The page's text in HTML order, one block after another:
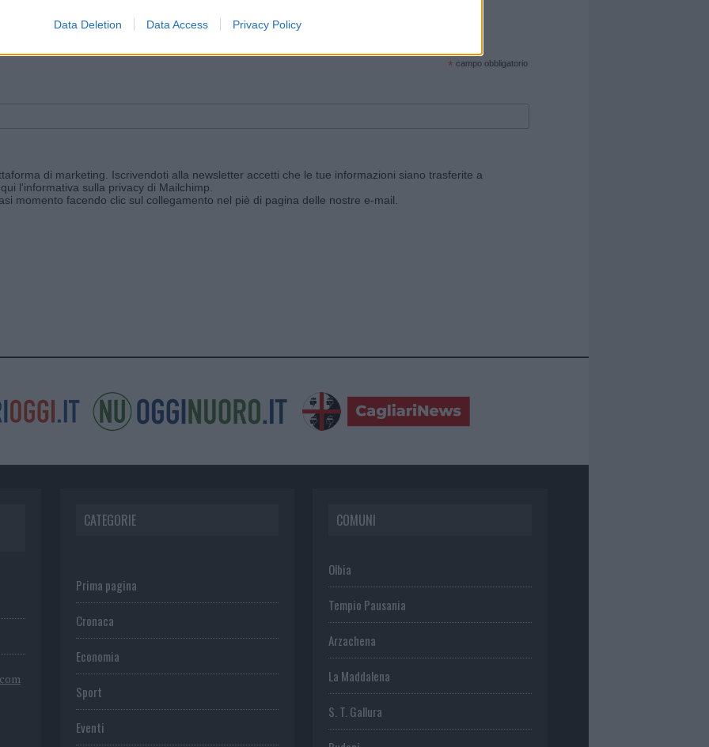
Data Deletion Data Access Privacy Policy
e ricevi le nostre email periodiche contenenti le ultime notizie pubblicate sul sito web!
* campo obbligatorio
di marketing. Iscrivendoti alla newsletter accetti che le tue informazioni siano trasferite a
l'informativa sulla privacy di Mailchimp
momento facendo clic sul collegamento nel piè di pagina delle nostre e-mail.
CATEGORIE
Prima pagina
Cronaca
Economia
Sport
Eventi
COMUNI
Olbia
Tempio Pausania
Arzachena
La Maddalena
S. T. Gallura